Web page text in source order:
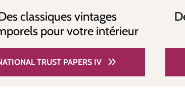
classiques vintages
pour votre intérieur
TRUST PAPERS IV